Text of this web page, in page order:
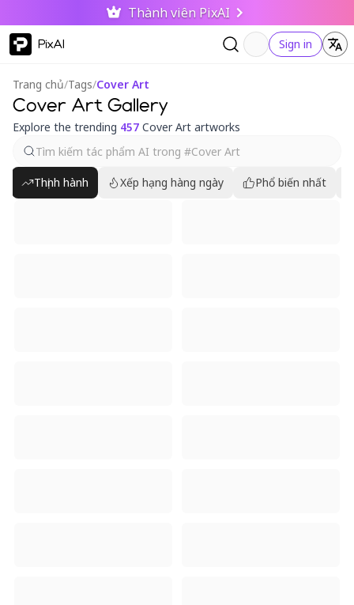
Thành viên PixAI
PixAI Sign in
Trang chủ/Tags/Cover Art
Cover Art Gallery
Explore the trending 457 Cover Art artworks
Thịnh hành Xếp hạng hàng ngày Phổ biến nhất